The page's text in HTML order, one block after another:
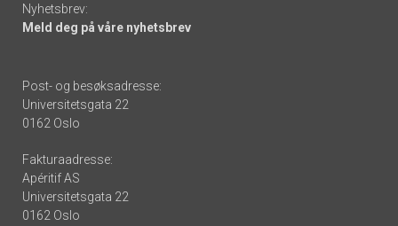
Nyhetsbrev:
Meld deg på våre nyhetsbrev
Post- og besøksadresse:
Universitetsgata 22
0162 Oslo
Fakturaadresse:
Apéritif AS
Universitetsgata 22
0162 Oslo